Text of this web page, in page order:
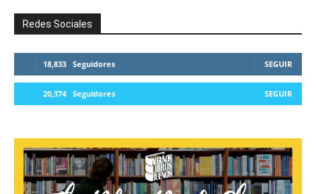
Redes Sociales
18,833 Seguidores SEGUIR
20,374 Seguidores SEGUIR